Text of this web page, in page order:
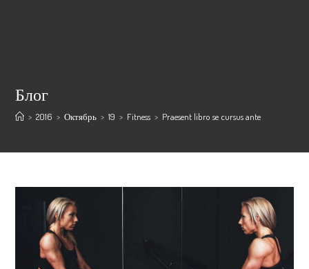
Блог
> 2016 > Октябрь > 19 > Fitness > Praesent libro se cursus ante